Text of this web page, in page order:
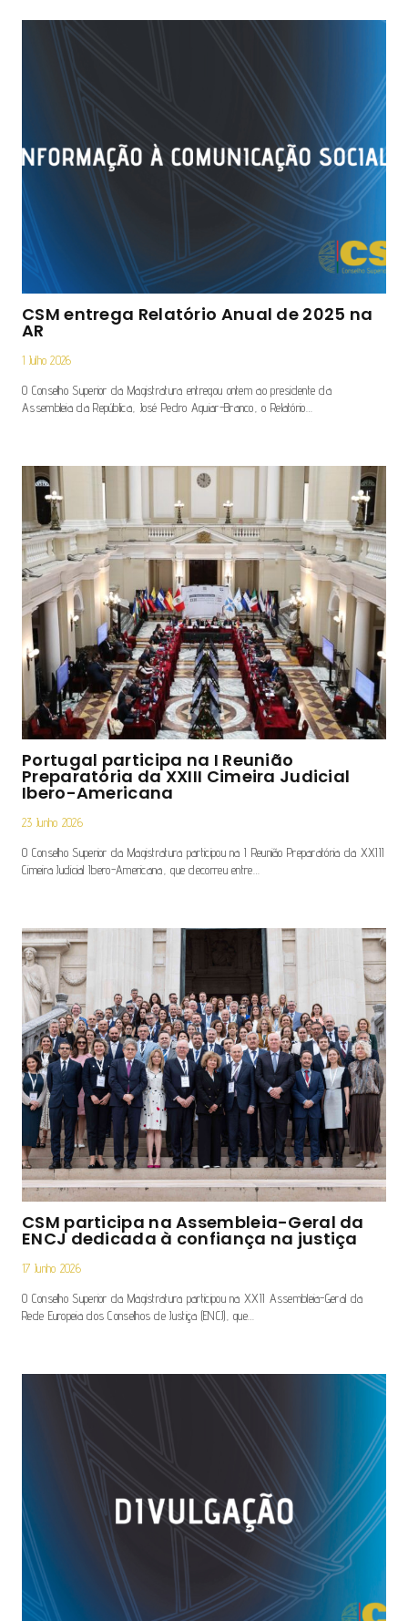
CSM entrega Relatório Anual de 2025 na
AR
1 Julho 2026
O Conselho Superior da Magistratura entregou ontem ao presidente da
Assembleia da República, José Pedro Aguiar-Branco, o Relatório…
Portugal participa na I Reunião
Preparatória da XXIII Cimeira Judicial
Ibero-Americana
23 Junho 2026
O Conselho Superior da Magistratura participou na I Reunião Preparatória da XXIII
Cimeira Judicial Ibero-Americana, que decorreu entre…
CSM participa na Assembleia-Geral da
ENCJ dedicada à confiança na justiça
17 Junho 2026
O Conselho Superior da Magistratura participou na XXII Assembleia-Geral da
Rede Europeia dos Conselhos de Justiça (ENCJ), que…